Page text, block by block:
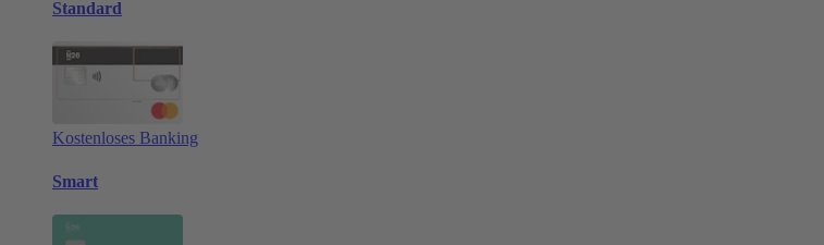
Standard
Kostenloses Banking
Smart